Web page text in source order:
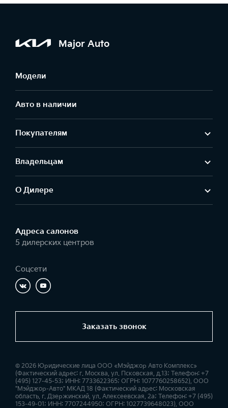
Major Auto
Модели
Авто в наличии
Покупателям
Владельцам
О Дилере
Адреса салонов
5 дилерских центров
Соцсети
Заказать звонок
© 2026 Юридические лица ООО «Мэйджор Авто Комплекс»
(Фактический адрес: г. Москва, ул. Псковская, д.13; Телефон: +7
(495) 127-45-53; ИНН: 7733622365; ОГРН: 1077760258652), ООО
"Мэйджор-Авто" МКАД 18 (Фактический адрес: Московская
область, г. Дзержинский, ул. Алексеевская, 2а; Телефон: +7 (495)
153-49-01; ИНН: 7707244950; ОГРН: 1027739648023), ООО